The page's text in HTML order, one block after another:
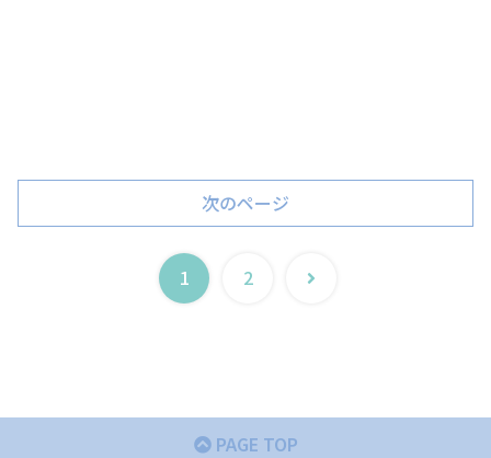
次のページ
1 2
次
PAGE TOP